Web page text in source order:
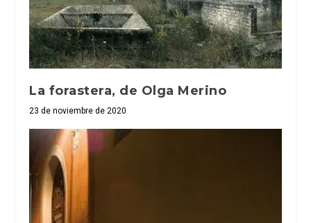
La forastera, de Olga Merino
23 de noviembre de 2020